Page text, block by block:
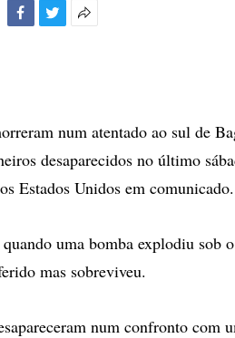
num atentado ao sul de
desaparecidos no último
Estados Unidos em comunicado.
uma bomba explodiu sob
mas sobreviveu.
num confronto com